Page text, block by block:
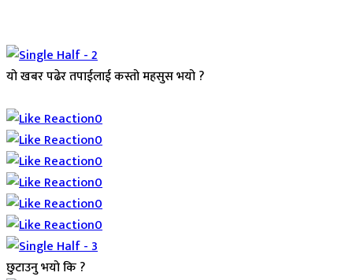
यो खबर पढेर तपाईलाई कस्तो महसुस भयो ?
0
0
0
0
0
0
छुटाउनु भयो कि ?